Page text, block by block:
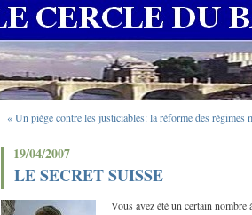
« Un piège contre les justiciables: la réforme des régimes
19/04/2007
LE SECRET SUISSE
Vous avez été un certain nombre